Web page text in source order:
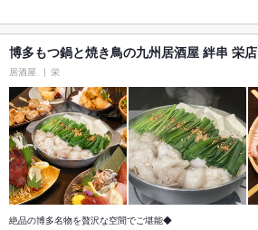
博多もつ鍋と焼き鳥の九州居酒屋 絆串 栄店
居酒屋 栄
絶品の博多名物を贅沢な空間でご堪能◆